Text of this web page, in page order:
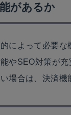
があるか
によって必要
やSEO対策が
場合は、決済